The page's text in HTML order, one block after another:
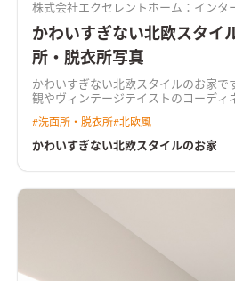
株式会社エクセレントホーム：インタ
かわいすぎない北欧スタイ
所・脱衣所写真
かわいすぎない北欧スタイルのお家で
観やヴィンテージテイストのコーディ
#洗面所・脱衣所#北欧風
かわいすぎない北欧スタイルのお家